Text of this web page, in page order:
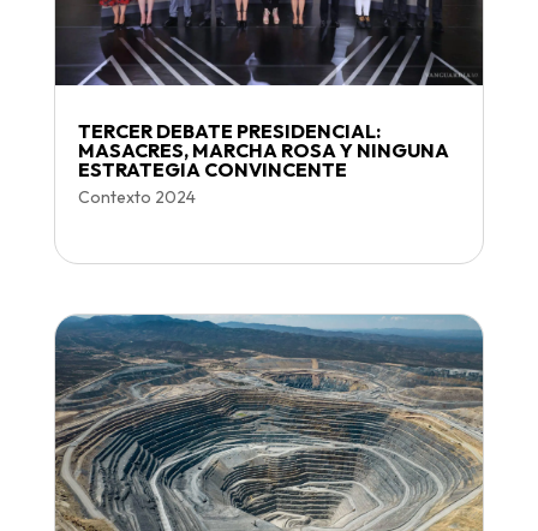
TERCER DEBATE PRESIDENCIAL:
MASACRES, MARCHA ROSA Y NINGUNA
ESTRATEGIA CONVINCENTE
Contexto 2024